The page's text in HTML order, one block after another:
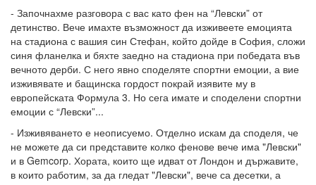
- Започнахме разговора с вас като фен на “Левски” от
детинство. Вече имахте възможност да изживеете емоцията
на стадиона с вашия син Стефан, който дойде в София, сложи
синя фланелка и бяхте заедно на стадиона при победата във
вечното дерби. С него явно споделяте спортни емоции, а вие
изживявате и бащинска гордост покрай изявите му в
европейската Формула 3. Но сега имате и споделени спортни
емоции с “Левски”...
- Изживяването е неописуемо. Отделно искам да споделя, че
не можете да си представите колко фенове вече има "Левски"
и в Gemcorp. Хората, които ще идват от Лондон и държавите,
в които работим, за да гледат "Левски", вече са десетки, а